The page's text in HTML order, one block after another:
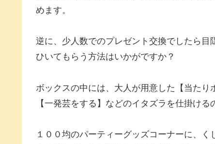
めます。
逆に、少人数でのプレゼント交換でしたら
ひいてもらう方法はいかがですか？
ボックスの中には、大人が用意した【当た
【一発芸をする】などのイタズラを仕掛ける
１００均のパーティーグッズコーナーに、